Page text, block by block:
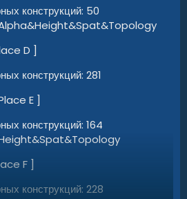
конструкций: 50
D ]
конструкций: 281
E ]
конструкций: 164
F ]
конструкций: 228